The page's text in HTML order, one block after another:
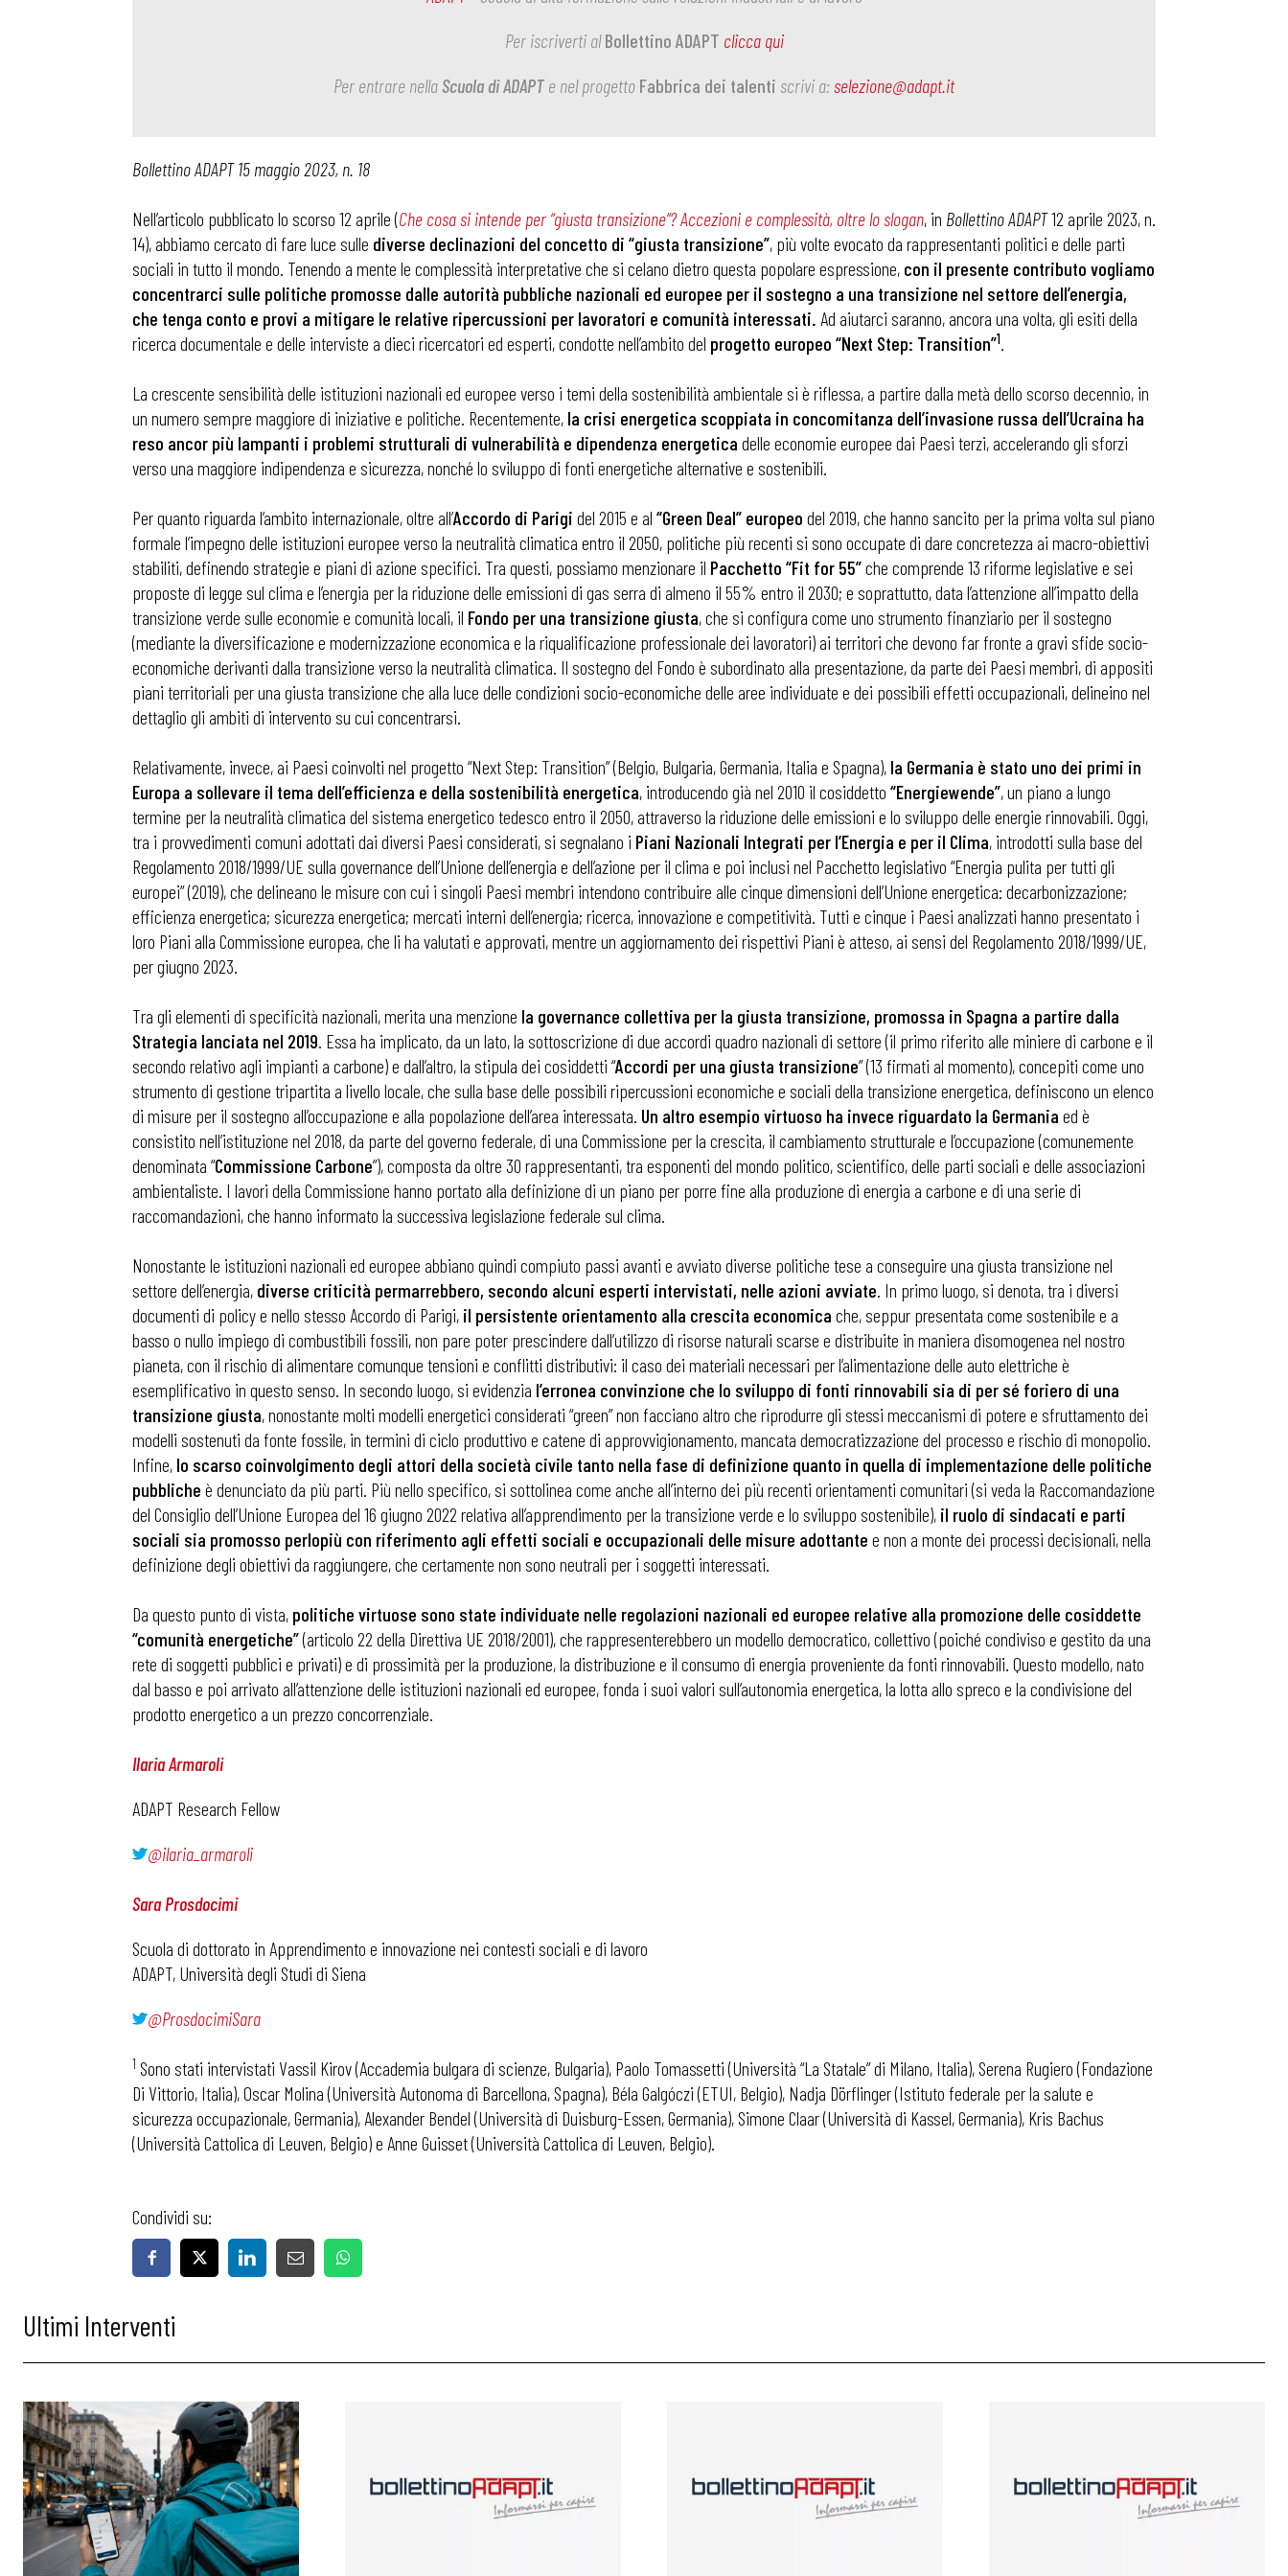
Bollettini ADAPT
Articoli
Osservatori
Eventi
Chi Siamo
Per iscriverti alBollettino ADAPT clicca qui
Per entrare nella Scuola di ADAPT e nel progetto Fabbrica dei talenti scrivi a:selezione@adapt.it
Bollettino ADAPT 15 maggio 2023, n. 18
Nell’articolo pubblicato lo scorso 12 aprile (Che cosa si intende per “giusta transizione”? Accezioni e complessità, oltre lo slogan, in Bollettino ADAPT12 aprile 2023, n.
14), abbiamo cercato di fare luce sulle diverse declinazioni del concetto di “giusta transizione”, più volte evocato da rappresentanti politici e delle parti
sociali in tutto il mondo. Tenendo a mente le complessità interpretative che si celano dietro questa popolare espressione, con il presente contributo vogliamo
concentrarci sulle politiche promosse dalle autorità pubbliche nazionali ed europee per il sostegno a una transizione nel settore dell’energia,
che tenga conto e provi a mitigare le relative ripercussioni per lavoratori e comunità interessati. Ad aiutarci saranno, ancora una volta, gli esiti della
ricerca documentale e delle interviste a dieci ricercatori ed esperti, condotte nell’ambito del progetto europeo “Next Step: Transition”1.
La crescente sensibilità delle istituzioni nazionali ed europee verso i temi della sostenibilità ambientale si è riflessa, a partire dalla metà dello scorso decennio, in
un numero sempre maggiore di iniziative e politiche. Recentemente, la crisi energetica scoppiata in concomitanza dell’invasione russa dell’Ucraina ha
reso ancor più lampanti i problemi strutturali di vulnerabilità e dipendenza energetica delle economie europee dai Paesi terzi, accelerando gli sforzi
verso una maggiore indipendenza e sicurezza, nonché lo sviluppo di fonti energetiche alternative e sostenibili.
Per quanto riguarda l’ambito internazionale, oltre all’Accordo di Parigi del 2015 e al “Green Deal” europeo del 2019, che hanno sancito per la prima volta sul piano
formale l’impegno delle istituzioni europee verso la neutralità climatica entro il 2050, politiche più recenti si sono occupate di dare concretezza ai macro-obiettivi
stabiliti, definendo strategie e piani di azione specifici. Tra questi, possiamo menzionare il Pacchetto “Fit for 55”che comprende 13 riforme legislative e sei
proposte di legge sul clima e l’energia per la riduzione delle emissioni di gas serra di almeno il 55% entro il 2030; e soprattutto, data l’attenzione all’impatto della
transizione verde sulle economie e comunità locali, il Fondo per una transizione giusta, che si configura come uno strumento finanziario per il sostegno
(mediante la diversificazione e modernizzazione economica e la riqualificazione professionale dei lavoratori) ai territori che devono far fronte a gravi sfide socio-
economiche derivanti dalla transizione verso la neutralità climatica. Il sostegno del Fondo è subordinato alla presentazione, da parte dei Paesi membri, di appositi
piani territoriali per una giusta transizione che alla luce delle condizioni socio-economiche delle aree individuate e dei possibili effetti occupazionali, delineino nel
dettaglio gli ambiti di intervento su cui concentrarsi.
Relativamente, invece, ai Paesi coinvolti nel progetto “Next Step: Transition” (Belgio, Bulgaria, Germania, Italia e Spagna), la Germania è stato uno dei primi in
Europa a sollevare il tema dell’efficienza e della sostenibilità energetica, introducendo già nel 2010 il cosiddetto “Energiewende”, un piano a lungo
termine per la neutralità climatica del sistema energetico tedesco entro il 2050, attraverso la riduzione delle emissioni e lo sviluppo delle energie rinnovabili. Oggi,
tra i provvedimenti comuni adottati dai diversi Paesi considerati, si segnalano i Piani Nazionali Integrati per l’Energia e per il Clima, introdotti sulla base del
Regolamento 2018/1999/UE sulla governance dell’Unione dell’energia e dell’azione per il clima e poi inclusi nel Pacchetto legislativo “Energia pulita per tutti gli
europei” (2019), che delineano le misure con cui i singoli Paesi membri intendono contribuire alle cinque dimensioni dell’Unione energetica: decarbonizzazione;
efficienza energetica; sicurezza energetica; mercati interni dell’energia; ricerca, innovazione e competitività. Tutti e cinque i Paesi analizzati hanno presentato i
loro Piani alla Commissione europea, che li ha valutati e approvati, mentre un aggiornamento dei rispettivi Piani è atteso, ai sensi del Regolamento 2018/1999/UE,
per giugno 2023.
Tra gli elementi di specificità nazionali, merita una menzione la governance collettiva per la giusta transizione, promossa in Spagna a partire dalla
Strategia lanciata nel 2019. Essa ha implicato, da un lato, la sottoscrizione di due accordi quadro nazionali di settore (il primo riferito alle miniere di carbone e il
secondo relativo agli impianti a carbone) e dall’altro, la stipula dei cosiddetti “Accordi per una giusta transizione” (13 firmati al momento), concepiti come uno
strumento di gestione tripartita a livello locale, che sulla base delle possibili ripercussioni economiche e sociali della transizione energetica, definiscono un elenco
di misure per il sostegno all’occupazione e alla popolazione dell’area interessata. Un altro esempio virtuoso ha invece riguardato la Germania ed è
consistito nell’istituzione nel 2018, da parte del governo federale, di una Commissione per la crescita, il cambiamento strutturale e l’occupazione (comunemente
denominata “Commissione Carbone”), composta da oltre 30 rappresentanti, tra esponenti del mondo politico, scientifico, delle parti sociali e delle associazioni
ambientaliste. I lavori della Commissione hanno portato alla definizione di un piano per porre fine alla produzione di energia a carbone e di una serie di
raccomandazioni, che hanno informato la successiva legislazione federale sul clima.
Nonostante le istituzioni nazionali ed europee abbiano quindi compiuto passi avanti e avviato diverse politiche tese a conseguire una giusta transizione nel
settore dell’energia, diverse criticità permarrebbero, secondo alcuni esperti intervistati, nelle azioni avviate. In primo luogo, si denota, tra i diversi
documenti di policy e nello stesso Accordo di Parigi, il persistente orientamento alla crescita economica che, seppur presentata come sostenibile e a
basso o nullo impiego di combustibili fossili, non pare poter prescindere dall’utilizzo di risorse naturali scarse e distribuite in maniera disomogenea nel nostro
pianeta, con il rischio di alimentare comunque tensioni e conflitti distributivi: il caso dei materiali necessari per l’alimentazione delle auto elettriche è
esemplificativo in questo senso. In secondo luogo, si evidenzia l’erronea convinzione che lo sviluppo di fonti rinnovabili sia di per sé foriero di una
transizione giusta, nonostante molti modelli energetici considerati “green” non facciano altro che riprodurre gli stessi meccanismi di potere e sfruttamento dei
modelli sostenuti da fonte fossile, in termini di ciclo produttivo e catene di approvvigionamento, mancata democratizzazione del processo e rischio di monopolio.
Infine, lo scarso coinvolgimento degli attori della società civile tanto nella fase di definizione quanto in quella di implementazione delle politiche
pubbliche è denunciato da più parti. Più nello specifico, si sottolinea come anche all’interno dei più recenti orientamenti comunitari (si veda la Raccomandazione
del Consiglio dell’Unione Europea del 16 giugno 2022 relativa all’apprendimento per la transizione verde e lo sviluppo sostenibile), il ruolo di sindacati e parti
sociali sia promosso perlopiù con riferimento agli effetti sociali e occupazionali delle misure adottante e non a monte dei processi decisionali, nella
definizione degli obiettivi da raggiungere, che certamente non sono neutrali per i soggetti interessati.
Da questo punto di vista, politiche virtuose sono state individuate nelle regolazioni nazionali ed europee relative alla promozione delle cosiddette
“comunità energetiche”(articolo 22 della Direttiva UE 2018/2001), che rappresenterebbero un modello democratico, collettivo (poiché condiviso e gestito da una
rete di soggetti pubblici e privati) e di prossimità per la produzione, la distribuzione e il consumo di energia proveniente da fonti rinnovabili. Questo modello, nato
dal basso e poi arrivato all’attenzione delle istituzioni nazionali ed europee, fonda i suoi valori sull’autonomia energetica, la lotta allo spreco e la condivisione del
prodotto energetico a un prezzo concorrenziale.
Ilaria Armaroli
ADAPT Research Fellow
@ilaria_armaroli
Sara Prosdocimi
Scuola di dottorato in Apprendimento e innovazione nei contesti sociali e di lavoro
ADAPT, Università degli Studi di Siena
@ProsdocimiSara
1 Sono stati intervistati Vassil Kirov (Accademia bulgara di scienze, Bulgaria), Paolo Tomassetti (Università “La Statale” di Milano, Italia), Serena Rugiero (Fondazione
Di Vittorio, Italia), Oscar Molina (Università Autonoma di Barcellona, Spagna), Béla Galgóczi (ETUI, Belgio), Nadja Dörflinger (Istituto federale per la salute e
sicurezza occupazionale, Germania), Alexander Bendel (Università di Duisburg-Essen, Germania), Simone Claar (Università di Kassel, Germania), Kris Bachus
(Università Cattolica di Leuven, Belgio) e Anne Guisset (Università Cattolica di Leuven, Belgio).
Condividi su:
Ultimi Interventi